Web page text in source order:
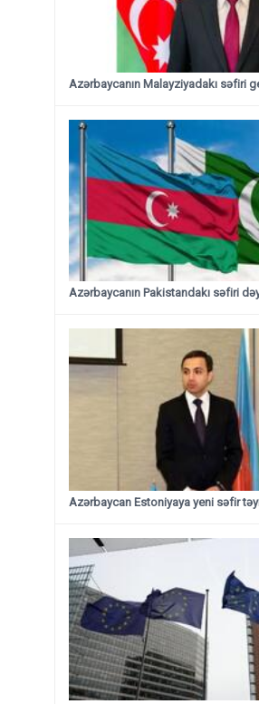
Azərbaycanın Malayziyadakı səfiri
Azərbaycanın Pakistandakı səfiri
Azərbaycan Estoniyaya yeni səfir